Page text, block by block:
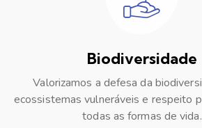
Biodiversidade
Valorizamos a defesa da
ecossistemas vulneráveis e respeito
todas as formas de vida.